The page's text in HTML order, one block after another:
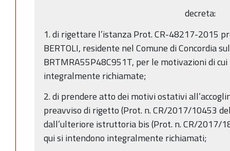
decreta:
1. di rigettare l’istanza Prot. CR-48217-2015
BERTOLI, residente nel Comune di Concordia
BRTMRA55P48C951T, per le motivazioni di
integralmente richiamate;
2. di prendere atto dei motivi ostativi
preavviso di rigetto (Prot. n. CR/2017/10453
dall’ulteriore istruttoria bis (Prot. n. CR/2017/
qui si intendono integralmente richiamati;